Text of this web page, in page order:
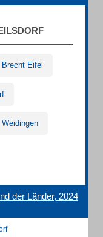
Brecht Eifel
Weidingen
der Länder, 2024